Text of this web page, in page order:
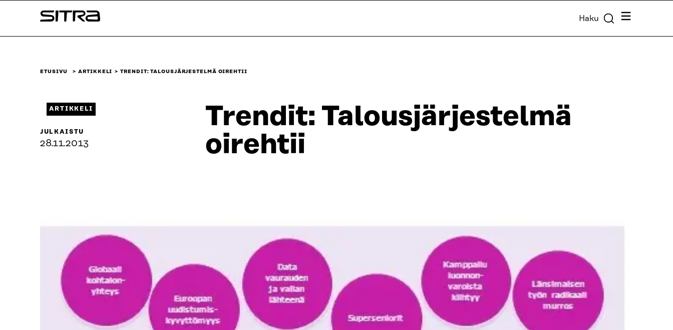
sisältöön
Sitra Haku Valikko
ETUSIVU ARTIKKELI TRENDIT: TALOUSJÄRJESTELMÄ OIREHTII
Trendit: Talousjärjestelmä
oirehtii
ARTIKKELI
JULKAISTU
28.11.2013